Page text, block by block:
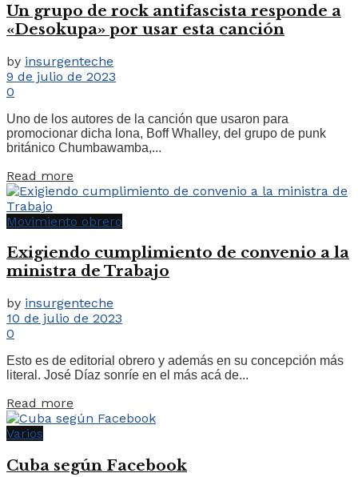
Un grupo de rock antifascista responde a
«Desokupa» por usar esta canción
by insurgenteche
9 de julio de 2023
0
Uno de los autores de la canción que usaron para
promocionar dicha lona, Boff Whalley, del grupo de punk
británico Chumbawamba,...
Read more
Movimiento obrero
Exigiendo cumplimiento de convenio a la
ministra de Trabajo
by insurgenteche
10 de julio de 2023
0
Esto es de editorial obrero y además en su concepción más
literal. José Díaz sonríe en el más acá de...
Read more
Varios
Cuba según Facebook